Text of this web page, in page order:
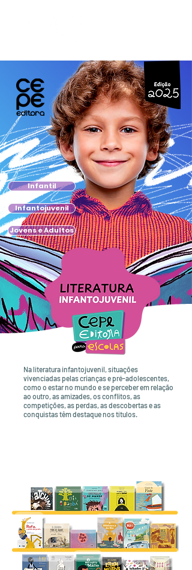
Infantil
Infantojuvenil
Jovens e Adultos
Na literatura infantojuvenil, situações
vivenciadas pelas crianças e pré-adolescentes,
como o estar no mundo e se perceber em relação
ao outro, as amizades, os conflitos, as
competições, as perdas, as descobertas e as
conquistas têm destaque nos títulos.